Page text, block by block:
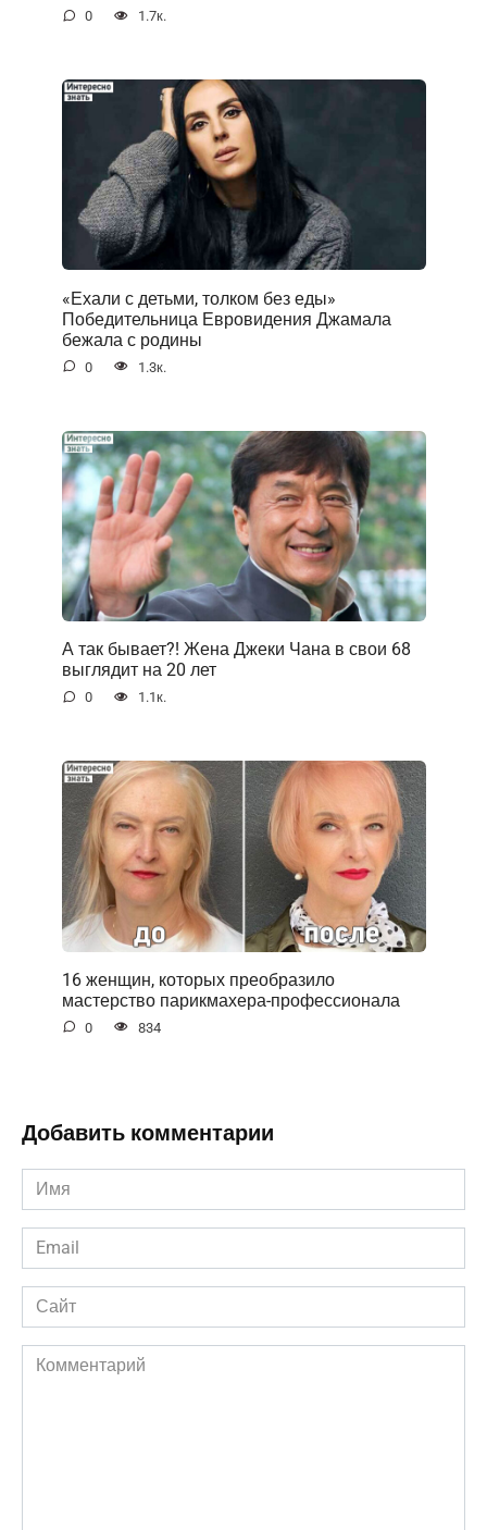
0 1.7к.
«Ехали с детьми, толком без еды»
Победительница Евровидения Джамала
бежала с родины
0 1.3к.
А так бывает?! Жена Джеки Чана в свои 68
выглядит на 20 лет
0 1.1к.
16 женщин, которых преобразило
мастерство парикмахера-профессионала
0 834
Добавить комментарии
Имя
*
Email
*
Сайт
Комментарий